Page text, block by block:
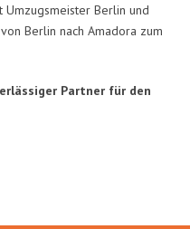
Umzugsmeister Berlin und
Berlin nach Amadora zum
Partner für den